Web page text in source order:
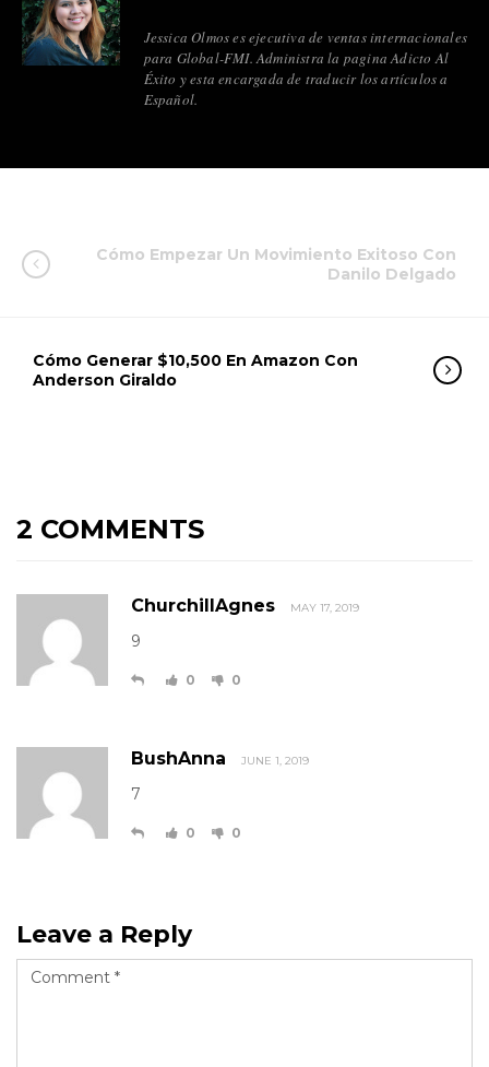
Jessica Olmos es ejecutiva de ventas internacionales
para Global-FMI. Administra la pagina Adicto Al
Éxito y esta encargada de traducir los artículos a
Español.
Cómo Empezar Un Movimiento Exitoso Con
Danilo Delgado
Cómo Generar $10,500 En Amazon Con
Anderson Giraldo
2 COMMENTS
ChurchillAgnes MAY 17, 2019
9
0 0
BushAnna JUNE 1, 2019
7
0 0
Leave a Reply